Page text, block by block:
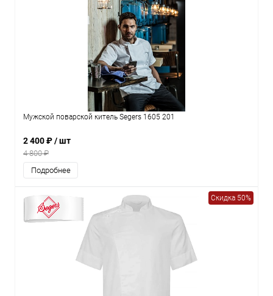
Мужской поварской китель Segers 1605 201
2 400 ₽/ шт
4 800 ₽
Подробнее
Скидка 50%